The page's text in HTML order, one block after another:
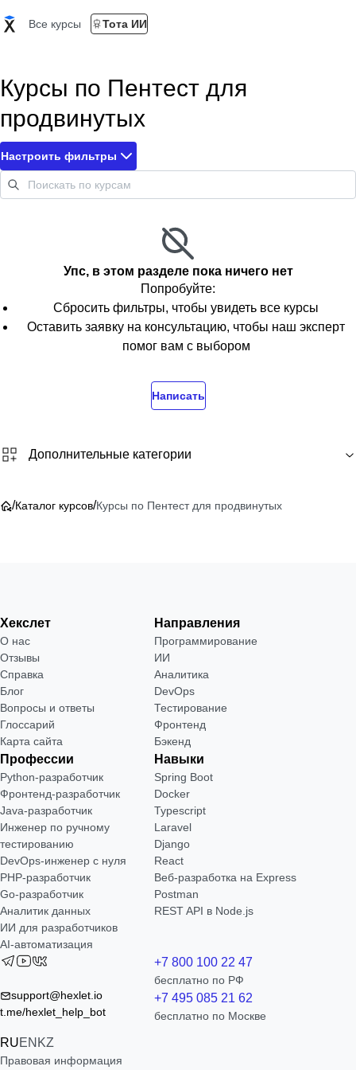
Все курсы Тота ИИ
Курсы по Пентест для
продвинутых
Настроить фильтры
Упс, в этом разделе пока ничего нет
Попробуйте:
Сбросить фильтры, чтобы увидеть все курсы
Оставить заявку на консультацию, чтобы наш эксперт
помог вам с выбором
Написать
Дополнительные категории
/Каталог курсов/Курсы по Пентест для продвинутых
Хекслет
О нас
Отзывы
Справка
Блог
Вопросы и ответы
Глоссарий
Карта сайта
Направления
Программирование
ИИ
Аналитика
DevOps
Тестирование
Фронтенд
Бэкенд
Профессии
Python-разработчик
Фронтенд-разработчик
Java-разработчик
Инженер по ручному
тестированию
DevOps-инженер с нуля
РНР-разработчик
Go-разработчик
Аналитик данных
ИИ для разработчиков
AI-автоматизация
Навыки
Spring Boot
Docker
Typescript
Laravel
Django
React
Веб-разработка на Express
Postman
REST API в Node.js
support@hexlet.io
t.me/hexlet_help_bot
RUEN KZ
+7 800 100 22 47
бесплатно по РФ
+7 495 085 21 62
бесплатно по Москве
Правовая информация